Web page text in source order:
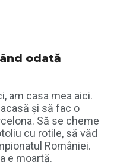
odată
am casa mea aici.
şi să fac o
Să se cheme
cu rotile, să văd
României.
e moartă.